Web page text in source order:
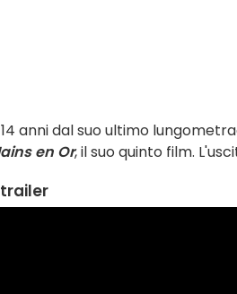
anni dal suo ultimo
en Or, il suo quinto film.